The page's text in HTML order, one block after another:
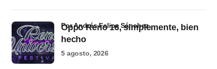
Oppo Reno 16, simplemente, bien
hecho
por Andrés Felipe Sánchez
5 agosto, 2026